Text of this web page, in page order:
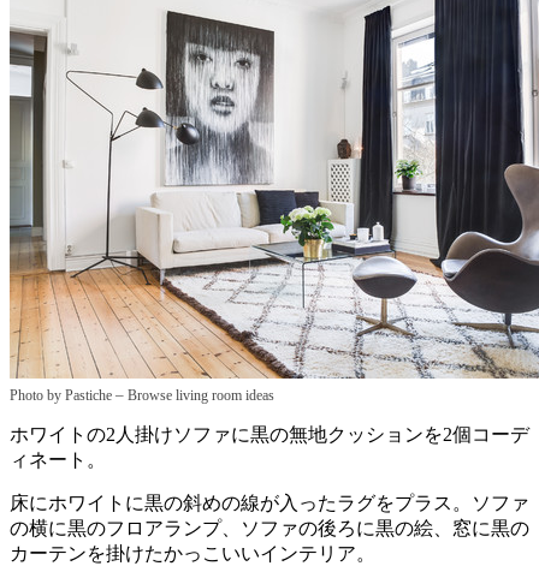
Photo by Pastiche – Browse living room ideas
ホワイトの2人掛けソファに黒の無地クッションを2個コーデ
ィネート。
床にホワイトに黒の斜めの線が入ったラグをプラス。ソファ
の横に黒のフロアランプ、ソファの後ろに黒の絵、窓に黒の
カーテンを掛けたかっこいいインテリア。